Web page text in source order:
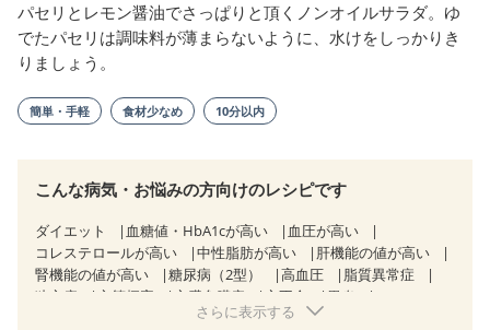
パセリとレモン醤油でさっぱりと頂くノンオイルサラダ。ゆ
でたパセリは調味料が薄まらないように、水けをしっかりき
りましょう。
簡単・手軽 食材少なめ 10分以内
こんな病気・お悩みの方向けのレシピです
ダイエット 血糖値・HbA1cが高い
血圧が高い
コレステロールが高い
中性脂肪が高い
肝機能の値が高い
腎機能の値が高い
糖尿病（2型） 高血圧
脂質異常症
狭心症
心筋梗塞 心臓弁膜症 心不全
胃炎
逆流性食道炎
胆石症
さらに表示する